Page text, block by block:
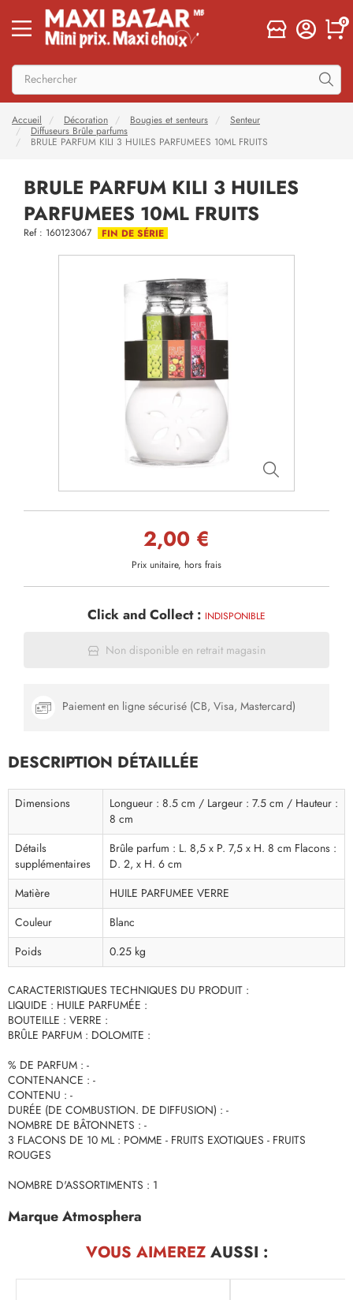
0
Accueil Décoration Bougies et senteurs
Senteur
Diffuseurs Brûle parfums
BRULE PARFUM KILI 3 HUILES PARFUMEES 10ML FRUITS
BRULE PARFUM KILI 3 HUILES
PARFUMEES 10ML FRUITS
Ref : 160123067 FIN DE SÉRIE
2,00 €
Prix unitaire, hors frais
Click and Collect : INDISPONIBLE
Non disponible en retrait magasin
Paiement en ligne sécurisé (CB, Visa, Mastercard)
DESCRIPTION DÉTAILLÉE
Dimensions
Longueur : 8.5 cm / Largeur : 7.5 cm / Hauteur :
8 cm
Détails
supplémentaires
Brûle parfum : L. 8,5 x P. 7,5 x H. 8 cm Flacons :
D. 2, x H. 6 cm
Matière
HUILE PARFUMEE VERRE
Couleur
Blanc
Poids
0.25 kg
CARACTERISTIQUES TECHNIQUES DU PRODUIT :
LIQUIDE : HUILE PARFUMÉE :
BOUTEILLE : VERRE :
BRÛLE PARFUM : DOLOMITE :
% DE PARFUM : -
CONTENANCE : -
CONTENU : -
DURÉE (DE COMBUSTION. DE DIFFUSION) : -
NOMBRE DE BÂTONNETS : -
3 FLACONS DE 10 ML : POMME - FRUITS EXOTIQUES - FRUITS
ROUGES
NOMBRE D'ASSORTIMENTS : 1
Marque Atmosphera
VOUS AIMEREZAUSSI :